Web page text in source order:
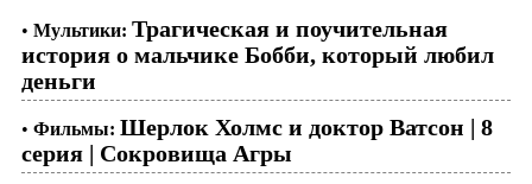
• Мультики: Трагическая и поучительная
история о мальчике Бобби, который любил
деньги
• Фильмы: Шерлок Холмс и доктор Ватсон | 8
серия | Сокровища Агры